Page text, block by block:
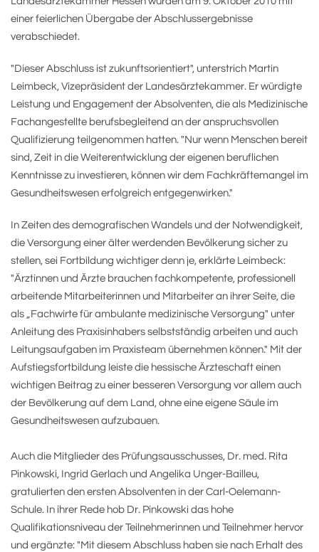
einer feierlichen Übergabe der Abschlussergebnisse
verabschiedet.
"Dieser Abschluss ist zukunftsorientiert", unterstrich Martin
Leimbeck, Vizepräsident der Landesärztekammer. Er würdigte
Leistung und Engagement der Absolventen, die als Medizinische
Fachangestellte berufsbegleitend an der anspruchsvollen
Qualifizierung teilgenommen hatten. "Nur wenn Menschen bereit
sind, Zeit in die Weiterentwicklung der eigenen beruflichen
Kenntnisse zu investieren, können wir dem Fachkräftemangel im
Gesundheitswesen erfolgreich entgegenwirken."
In Zeiten des demografischen Wandels und der Notwendigkeit,
die Versorgung einer älter werdenden Bevölkerung sicher zu
stellen, sei Fortbildung wichtiger denn je, erklärte Leimbeck:
"Ärztinnen und Ärzte brauchen fachkompetente, professionell
arbeitende Mitarbeiterinnen und Mitarbeiter an ihrer Seite, die
als „Fachwirte für ambulante medizinische Versorgung" unter
Anleitung des Praxisinhabers selbstständig arbeiten und auch
Leitungsaufgaben im Praxisteam übernehmen können." Mit der
Aufstiegsfortbildung leiste die hessische Ärzteschaft einen
wichtigen Beitrag zu einer besseren Versorgung vor allem auch
der Bevölkerung auf dem Land, ohne eine eigene Säule im
Gesundheitswesen aufzubauen.
Auch die Mitglieder des Prüfungsausschusses, Dr. med. Rita
Pinkowski, Ingrid Gerlach und Angelika Unger-Bailleu,
gratulierten den ersten Absolventen in der Carl-Oelemann-
Schule. In ihrer Rede hob Dr. Pinkowski das hohe
Qualifikationsniveau der Teilnehmerinnen und Teilnehmer hervor
und ergänzte: "Mit diesem Abschluss haben sie nach Erhalt des